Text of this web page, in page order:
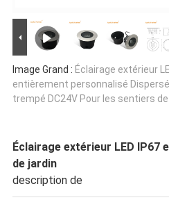
Image Grand : Éclairage extérieur
entièrement personnalisé
trempé DC24V Pour les sentiers
Éclairage extérieur LED
de jardin
description de